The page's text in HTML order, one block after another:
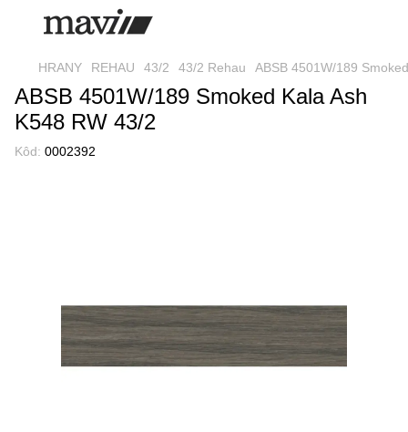
HRANY REHAU 43/2 43/2 Rehau ABSB 4501W/189
ABSB 4501W/189 Smoked Kala Ash
K548 RW 43/2
Kôd: 0002392